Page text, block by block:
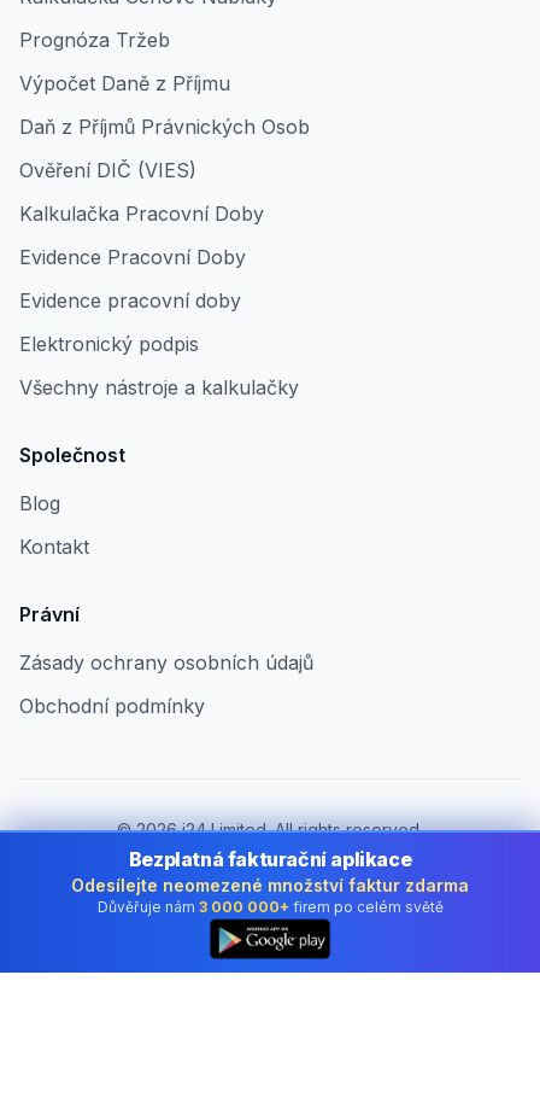
Prognóza Tržeb
Výpočet Daně z Příjmu
Daň z Příjmů Právnických Osob
Ověření DIČ (VIES)
Kalkulačka Pracovní Doby
Evidence Pracovní Doby
Evidence pracovní doby
Elektronický podpis
Všechny nástroje a kalkulačky
Společnost
Blog
Kontakt
Právní
Zásady ochrany osobních údajů
Obchodní podmínky
©2026i24 Limited. All rights reserved.
Pro firmy v Czech Republic
Změnit zemi:
Czech Republic
Bezplatná fakturační aplikace
Odesílejte neomezené množství faktur zdarma
Důvěřuje nám 3 000 000+ firem po celém světě